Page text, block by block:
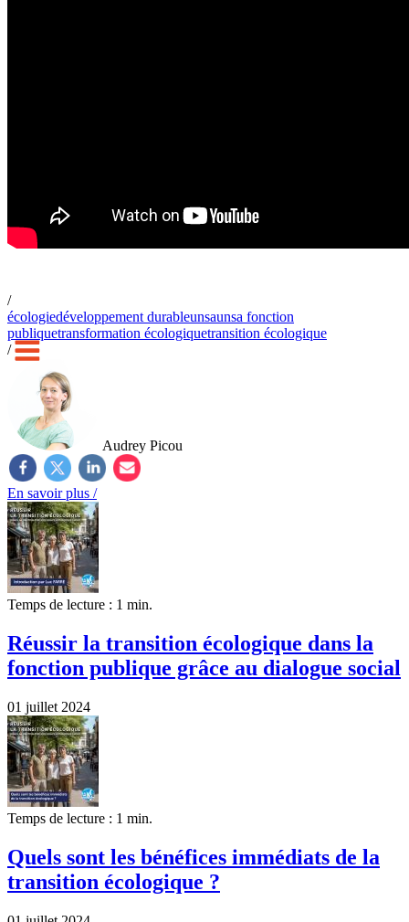
/
écologiedéveloppement durableunsaunsa fonction
publiquetransformation écologiquetransition écologique
/
Audrey Picou
En savoir plus /
Temps de lecture : 1 min.
Réussir la transition écologique dans la
fonction publique grâce au dialogue social
01 juillet 2024
Temps de lecture : 1 min.
Quels sont les bénéfices immédiats de la
transition écologique ?